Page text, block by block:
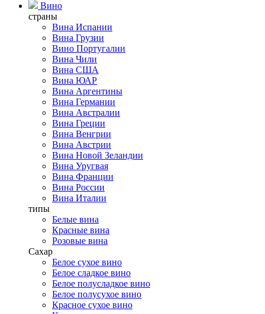
Вино
страны
Вина Испании
Вина Грузии
Вино Португалии
Вина Чили
Вина США
Вина ЮАР
Вина Аргентины
Вина Германии
Вина Австралии
Вина Греции
Вина Венгрии
Вина Австрии
Вина Новой Зеландии
Вина Уругвая
Вина Франции
Вина России
Вина Италии
типы
Белые вина
Красные вина
Розовые вина
Сахар
Белое сухое вино
Белое сладкое вино
Белое полусладкое вино
Белое полусухое вино
Красное сухое вино